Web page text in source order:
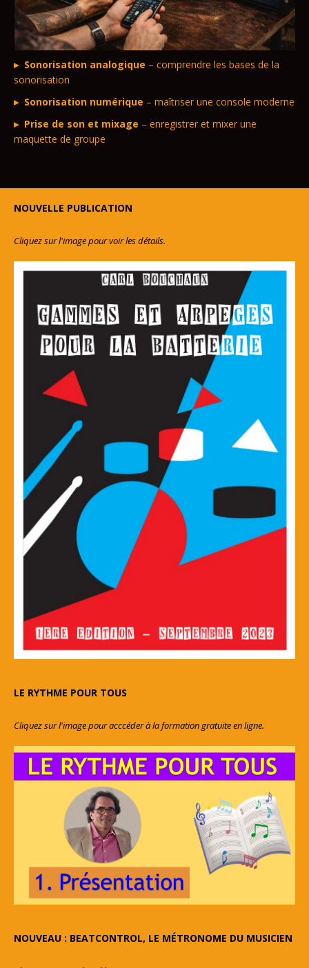
Sonorisation analogique – comprendre les bases de la
sonorisation
Sonorisation numérique – maîtriser une console moderne
Prise de son et mixage – enregistrer et mixer une
maquette de groupe
NOUVELLE PUBLICATION
Cliquez sur l'image pour voir les détails.
LE RYTHME POUR TOUS
Cliquez sur l'image pour acccéder à la formation gratuite en ligne.
NOUVEAU : BEATCONTROL, LE MÉTRONOME DU MUSICIEN